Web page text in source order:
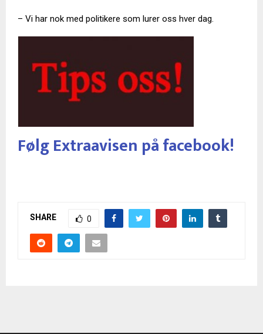
– Vi har nok med politikere som lurer oss hver dag.
Følg Extraavisen på facebook!
SHARE 0